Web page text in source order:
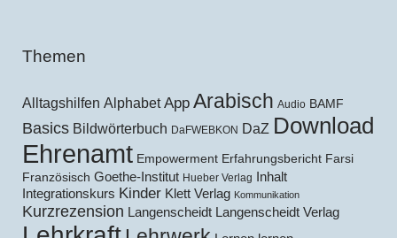
Themen
Alltagshilfen Alphabet App Arabisch Audio BAMF
Basics Bildwörterbuch DaFWEBKON DaZ Download
Ehrenamt Empowerment Erfahrungsbericht Farsi
Französisch Goethe-Institut Hueber Verlag Inhalt
Integrationskurs Kinder Klett Verlag Kommunikation
Kurzrezension Langenscheidt Langenscheidt Verlag